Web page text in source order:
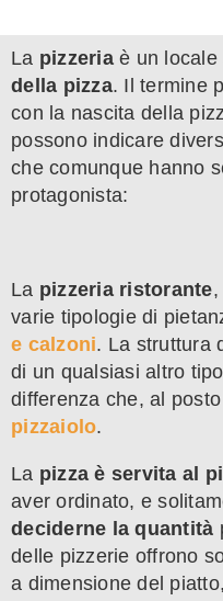
La pizzeriaè un locale
della pizza. Il termine
con la nascita della
possono indicare
che comunque hanno
protagonista:
La pizzeria ristorante
varie tipologie di
e calzoni. La struttura
di un qualsiasi altro
differenza che, al
pizzaiolo.
La pizza è servita al
aver ordinato, e
deciderne la quantità
delle pizzerie offrono
a dimensione del